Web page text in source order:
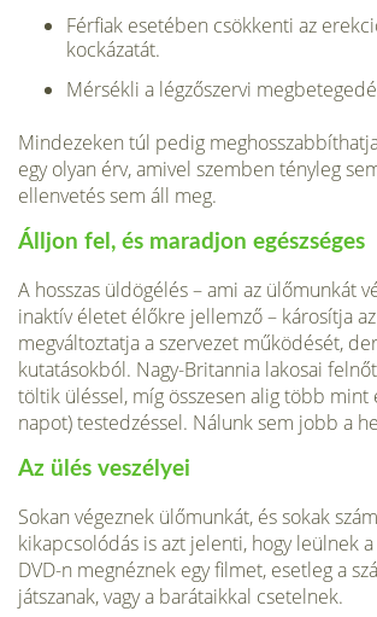
Férfiak esetében csökkenti az
kockázatát.
Mérsékli a légzőszervi
Mindezeken túl pedig
egy olyan érv, amivel szemben tényleg
ellenvetés sem áll meg.
Álljon fel, és maradjon egészséges
A hosszas üldögélés – ami az ülőmunkát
inaktív életet élőkre jellemző – károsítja
megváltoztatja a szervezet működését,
kutatásokból. Nagy-Britannia lakosai
töltik üléssel, míg összesen alig több mint
napot) testedzéssel. Nálunk sem jobb a
Az ülés veszélyei
Sokan végeznek ülőmunkát, és sokak
kikapcsolódás is azt jelenti, hogy leülnek a
DVD-n megnéznek egy filmet, esetleg a
játszanak, vagy a barátaikkal csetelnek.